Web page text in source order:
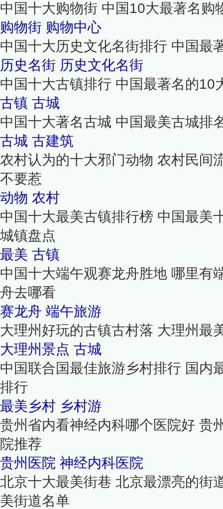
中国十大购物街 中国10大最著名购
购物街 购物中心
中国十大历史文化名街排行 中国最
历史名街 历史文化名街
中国十大古镇排行 中国最著名的10
古镇 古城
中国十大著名古城 中国最美古城排
古城 古建筑
农村认为的十大邪门动物 农村民间
不要惹
动物 农村
中国十大最美古镇排行榜 中国最美
城镇盘点
最美 古镇
中国十大端午观赛龙舟胜地 哪里有
舟去哪看
赛龙舟 端午旅游
大理州好玩的古镇古村落 大理州最
大理州景点 古城
中国联合国最佳旅游乡村排行 国内
排行
最美乡村 乡村游
贵州省内看神经内科哪个医院好 贵
院推荐
贵州医院 神经内科医院
北京十大最美街巷 北京最漂亮的街
美街道名单